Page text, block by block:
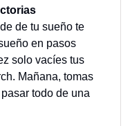
de tu sueño te
en pasos
solo vacíes tus
Mañana, tomas
todo de una